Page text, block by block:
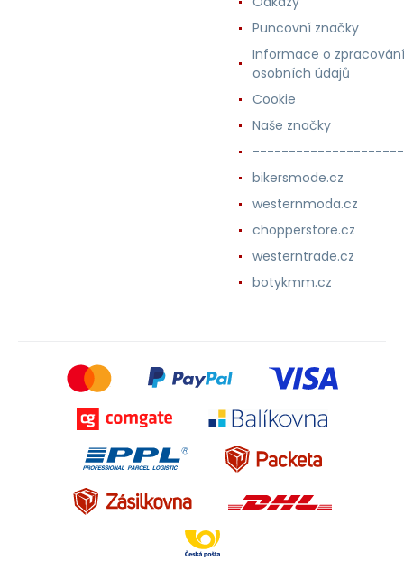
Puncovní značky
Informace o zpracování
osobních údajů
Cookie
Naše značky
bikersmode.cz
westernmoda.cz
chopperstore.cz
westerntrade.cz
botykmm.cz